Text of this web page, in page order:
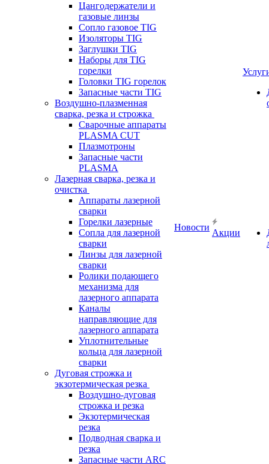
Цангодержатели и
газовые линзы
Сопло газовое TIG
Изоляторы TIG
Заглушки TIG
Наборы для TIG
горелки
Головки TIG горелок
Запасные части TIG
Воздушно-плазменная
сварка, резка и строжка
Сварочные аппараты
PLASMA CUT
Плазмотроны
Запасные части
PLASMA
Лазерная сварка, резка и
очистка
Аппараты лазерной
сварки
Горелки лазерные
Сопла для лазерной
сварки
Линзы для лазерной
сварки
Ролики подающего
механизма для
лазерного аппарата
Каналы
направляющие для
лазерного аппарата
Уплотнительные
кольца для лазерной
сварки
Дуговая строжка и
экзотермическая резка
Воздушно-дуговая
строжка и резка
Экзотермическая
резка
Подводная сварка и
резка
Запасные части ARC
Новости
Акции